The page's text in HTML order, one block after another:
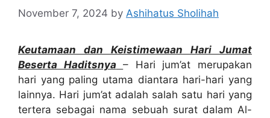
November 7, 2024 by Ashihatus Sholihah
Keutamaan dan Keistimewaan Hari Jumat
Beserta Haditsnya – Hari jum’at merupakan
hari yang paling utama diantara hari-hari yang
lainnya. Hari jum’at adalah salah satu hari yang
tertera sebagai nama sebuah surat dalam Al-